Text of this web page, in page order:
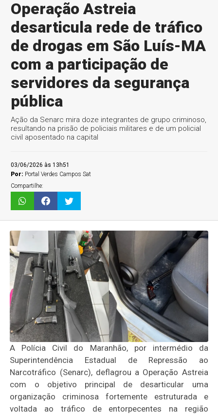
Operação Astreia
desarticula rede de tráfico
de drogas em São Luís-MA
com a participação de
servidores da segurança
pública
Ação da Senarc mira doze integrantes de grupo criminoso,
resultando na prisão de policiais militares e de um policial
civil aposentado na capital
03/06/2026 às 13h51
Por: Portal Verdes Campos Sat
Compartilhe:
A Polícia Civil do Maranhão, por intermédio da
Superintendência Estadual de Repressão ao
Narcotráfico (Senarc), deflagrou a Operação Astreia
com o objetivo principal de desarticular uma
organização criminosa fortemente estruturada e
voltada ao tráfico de entorpecentes na região